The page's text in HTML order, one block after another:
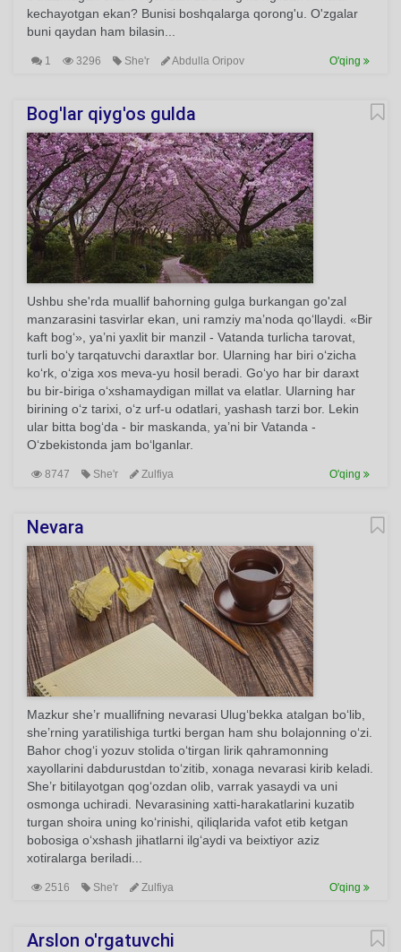
kechayotgan ekan? Bunisi boshqalarga qorong'u. O'zgalar
buni qaydan ham bilasin...
1 3296 She'r Abdulla Oripov O'qing
Bog'lar qiyg'os gulda
Ushbu she'rda muallif bahorning gulga burkangan go'zal
manzarasini tasvirlar ekan, uni ramziy ma’noda qo‘llaydi. «Bir
kaft bog‘», ya’ni yaxlit bir manzil - Vatanda turlicha tarovat,
turli bo‘y tarqatuvchi daraxtlar bor. Ularning har biri o‘zicha
ko‘rk, o‘ziga xos meva-yu hosil beradi. Go‘yo har bir daraxt
bu bir-biriga o‘xshamaydigan millat va elatlar. Ularning har
birining o‘z tarixi, o‘z urf-u odatlari, yashash tarzi bor. Lekin
ular bitta bog‘da - bir maskanda, ya’ni bir Vatanda -
O‘zbekistonda jam bo‘lganlar.
8747 She'r Zulfiya O'qing
Nevara
Mazkur she’r muallifning nevarasi Ulug‘bekka atalgan bo‘lib,
she’rning yaratilishiga turtki bergan ham shu bolajonning o‘zi.
Bahor chog‘i yozuv stolida o‘tirgan lirik qahramonning
xayollarini dabdurustdan to‘zitib, xonaga nevarasi kirib keladi.
She’r bitilayotgan qog‘ozdan olib, varrak yasaydi va uni
osmonga uchiradi. Nevarasining xatti-harakatlarini kuzatib
turgan shoira uning ko‘rinishi, qiliqlarida vafot etib ketgan
bobosiga o‘xshash jihatlarni ilg‘aydi va beixtiyor aziz
xotiralarga beriladi...
2516 She'r Zulfiya O'qing
Arslon o'rgatuvchi